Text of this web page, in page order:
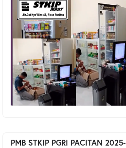
PMB STKIP PGRI PACITAN 2025-